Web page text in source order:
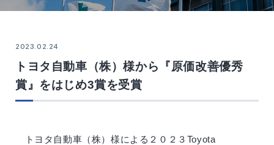
2023.02.24
トヨタ自動車（株）様から『原価改善優秀
賞』をはじめ3賞を受賞
トヨタ自動車（株）様による２０２３Toyota